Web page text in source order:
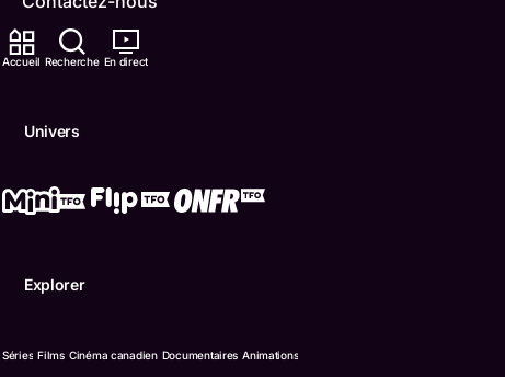
Accueil Recherche En direct
Univers
Explorer
Séries Films Cinéma canadien Documentaires Animations
ONFR
Conditions d'utilisation
© Office des télécommunications éducatives de langue